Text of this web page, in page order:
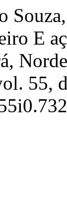
E
55,